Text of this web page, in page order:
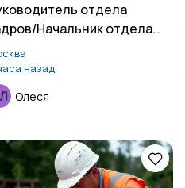
отдела
Начальник отдела
назад
Олеся